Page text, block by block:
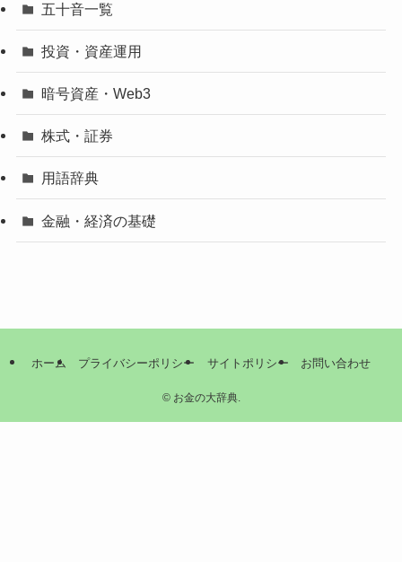
五十音一覧
投資・資産運用
暗号資産・Web3
株式・証券
用語辞典
金融・経済の基礎
ホーム プライバシーポリシー サイトポリシー お問い合わせ
©お金の大辞典.